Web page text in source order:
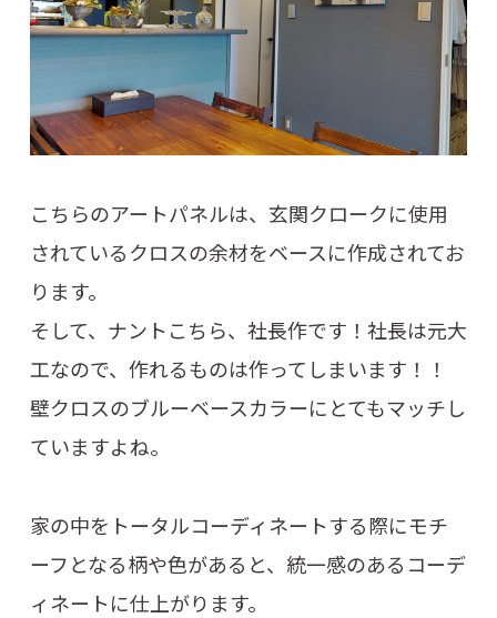
こちらのアートパネルは、玄関クロークに使用
されているクロスの余材をベースに作成されてお
ります。
そして、ナントこちら、社長作です！社長は元大
工なので、作れるものは作ってしまいます！！
壁クロスのブルーベースカラーにとてもマッチし
ていますよね。
家の中をトータルコーディネートする際にモチ
ーフとなる柄や色があると、統一感のあるコーデ
ィネートに仕上がります。